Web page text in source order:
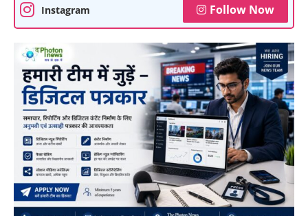
Instagram Follow Now